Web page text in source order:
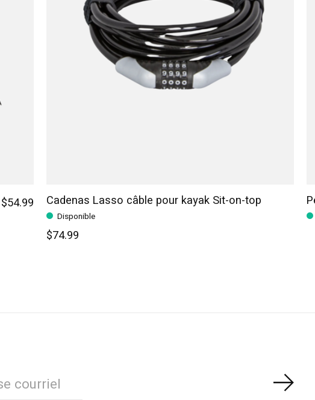
$54.99 Cadenas Lasso câble pour kayak Sit-on-top
Disponible
$74.99